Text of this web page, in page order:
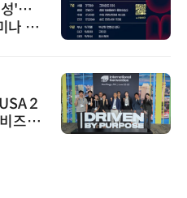
위고페어, 서울AI허브 '2026
환(AX) 지원사업' 컨소시엄 선
비쉐이, 모든 주요 리모컨 코드
원하는 TSOP15300 시리즈